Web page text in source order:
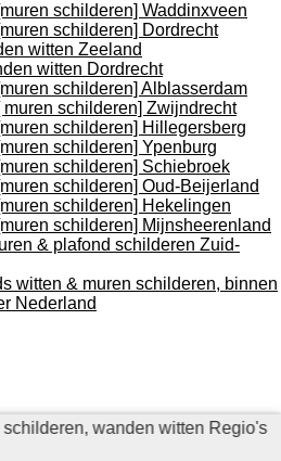
schilderen] Waddinxveen
schilderen] Dordrecht
witten Zeeland
witten Dordrecht
schilderen] Alblasserdam
muren schilderen] Zwijndrecht
schilderen] Hillegersberg
schilderen] Ypenburg
schilderen] Schiebroek
schilderen] Oud-Beijerland
schilderen] Hekelingen
schilderen] Mijnsheerenland
& plafond schilderen Zuid-
witten & muren schilderen, binnen
Nederland
wanden witten Regio's